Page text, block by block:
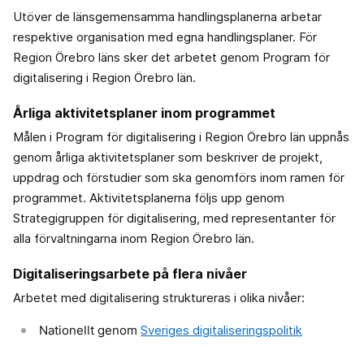
Utöver de länsgemensamma handlingsplanerna arbetar
respektive organisation med egna handlingsplaner. För
Region Örebro läns sker det arbetet genom Program för
digitalisering i Region Örebro län.
Årliga aktivitetsplaner inom programmet
Målen i Program för digitalisering i Region Örebro län uppnås
genom årliga aktivitetsplaner som beskriver de projekt,
uppdrag och förstudier som ska genomförs inom ramen för
programmet. Aktivitetsplanerna följs upp genom
Strategigruppen för digitalisering, med representanter för
alla förvaltningarna inom Region Örebro län.
Digitaliseringsarbete på flera nivåer
Arbetet med digitalisering struktureras i olika nivåer:
Nationellt genom Sveriges digitaliseringspolitik